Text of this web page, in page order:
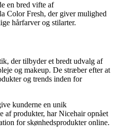
en bred vifte af
Color Fresh, der giver mulighed
hårfarver og stilarter.
der tilbyder et bredt udvalg af
og makeup. De stræber efter at
og trends inden for
kunderne en unik
af produkter, har Nicehair opnået
for skønhedsprodukter online.